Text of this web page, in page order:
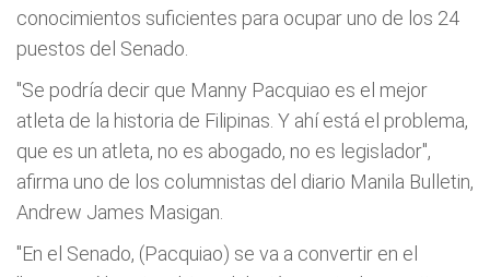
conocimientos suficientes para ocupar uno de los 24
puestos del Senado.
"Se podría decir que Manny Pacquiao es el mejor
atleta de la historia de Filipinas. Y ahí está el problema,
que es un atleta, no es abogado, no es legislador",
afirma uno de los columnistas del diario Manila Bulletin,
Andrew James Masigan.
"En el Senado, (Pacquiao) se va a convertir en el